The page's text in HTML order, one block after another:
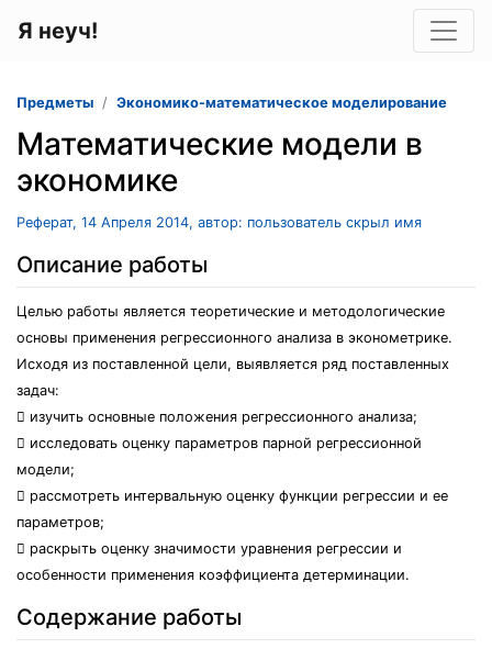
Я неуч!
Предметы Экономико-математическое моделирование
Математические модели в
экономике
Реферат, 14 Апреля 2014, автор: пользователь скрыл имя
Описание работы
Целью работы является теоретические и методологические
основы применения регрессионного анализа в эконометрике.
Исходя из поставленной цели, выявляется ряд поставленных
задач:
 изучить основные положения регрессионного анализа;
 исследовать оценку параметров парной регрессионной
модели;
 рассмотреть интервальную оценку функции регрессии и ее
параметров;
 раскрыть оценку значимости уравнения регрессии и
особенности применения коэффициента детерминации.
Содержание работы